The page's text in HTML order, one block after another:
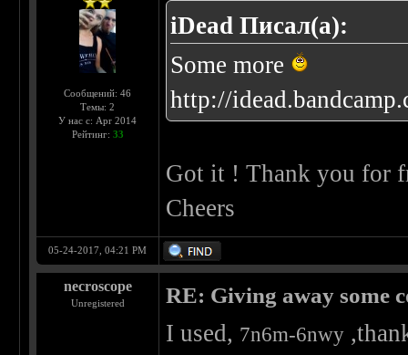
Сообщений: 46
Темы: 2
У нас с: Apr 2014
Рейтинг: 33
iDead Писал(а):
Some more
http://
Got it ! Thank you for
Cheers
05-24-2017, 04:21 PM
necroscope
Unregistered RE: Giving away some
I used, 7n6m-6nwy